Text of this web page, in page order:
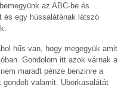
az ABC-be és
és egy hússalátának látszó
hűs van, hogy megegyük amit
Gondolom itt azok várnak a
maradt pénze benzinre a
gondolt valamit. Uborkasalátát